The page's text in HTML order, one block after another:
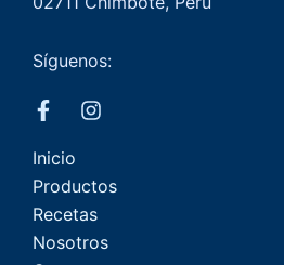
Síguenos:
Inicio
Productos
Recetas
Nosotros